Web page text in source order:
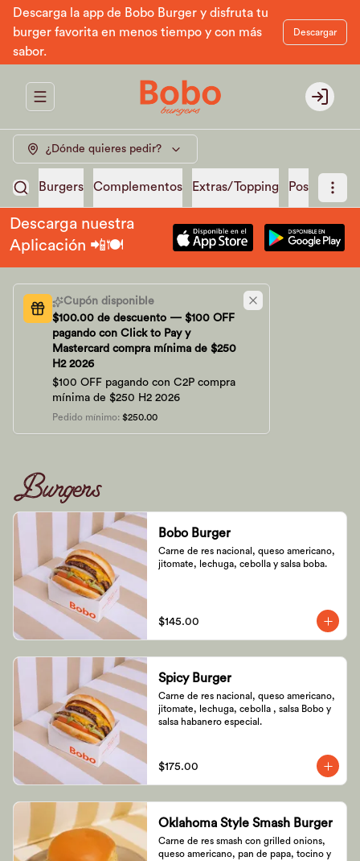
Descarga la app de Bobo Burger y disfruta tu
burger favorita en menos tiempo y con más
sabor.
Descargar
Abrir menu de navegación Login
¿Dónde quieres pedir?
Burgers Complementos Extras/Topping Postres
Descarga nuestra
Aplicación 📲🍽️
Cupón disponible
$100.00 de descuento — $100 OFF
pagando con Click to Pay y
Mastercard compra mínima de $250
H2 2026
$100 OFF pagando con C2P compra
mínima de $250 H2 2026
Pedido mínimo: $250.00
Burgers
Bobo Burger
Carne de res nacional, queso americano,
jitomate, lechuga, cebolla y salsa boba.
$145.00
Spicy Burger
Carne de res nacional, queso americano,
jitomate, lechuga, cebolla , salsa Bobo y
salsa habanero especial.
$175.00
Oklahoma Style Smash Burger
Carne de res smash con grilled onions,
queso americano, pan de papa, tocino y